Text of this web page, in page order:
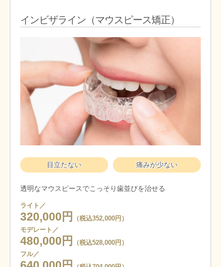
インビザライン（マウスピース矯正）
目立たない 痛みが少ない
透明なマウスピースでこっそり歯並びを治せる
ライト／
320,000円
（税込352,000円）
モデレート／
480,000円
（税込528,000円）
フル／